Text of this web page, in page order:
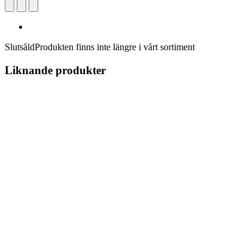
SlutsåldProdukten finns inte längre i vårt sortiment
Liknande produkter